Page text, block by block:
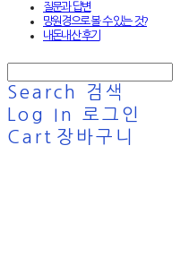
질문과 답변
망원경으로 볼 수 있는 것?
내돈내산 후기
Search
검색
Log In
로그인
Cart 장바구니